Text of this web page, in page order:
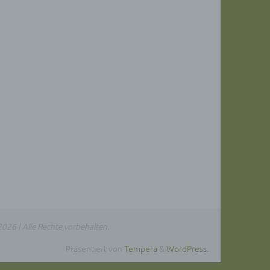
| Alle Rechte vorbehalten.
Präsentiert von Tempera & WordPress.